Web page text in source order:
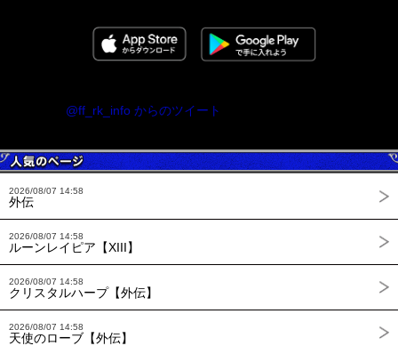
@ff_rk_info からのツイート
2026/08/07 14:58
外伝
2026/08/07 14:58
ルーンレイピア【XIII】
2026/08/07 14:58
クリスタルハープ【外伝】
2026/08/07 14:58
天使のローブ【外伝】